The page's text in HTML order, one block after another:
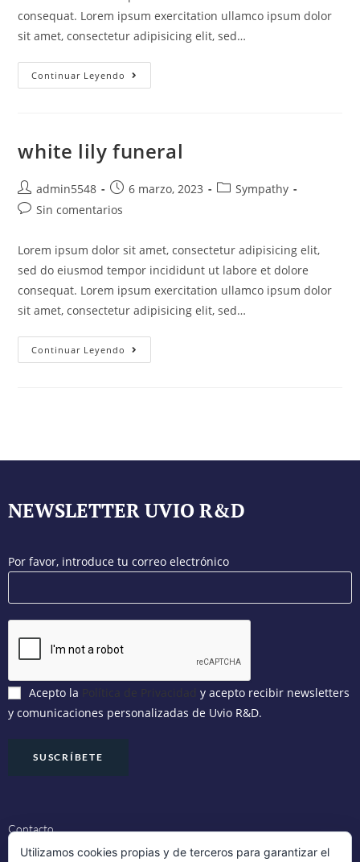
consequat. Lorem ipsum exercitation ullamco ipsum dolor
sit amet, consectetur adipisicing elit, sed…
Continuar Leyendo
white lily funeral
admin5548 6 marzo, 2023
Sympathy
Sin comentarios
Lorem ipsum dolor sit amet, consectetur adipisicing elit,
sed do eiusmod tempor incididunt ut labore et dolore
consequat. Lorem ipsum exercitation ullamco ipsum dolor
sit amet, consectetur adipisicing elit, sed…
Continuar Leyendo
NEWSLETTER UVIO R&D
Por favor, introduce tu correo electrónico
Acepto la
y acepto recibir newsletters
y comunicaciones personalizadas de Uvio R&D.
Contacto
Utilizamos cookies propias y de terceros para garantizar el